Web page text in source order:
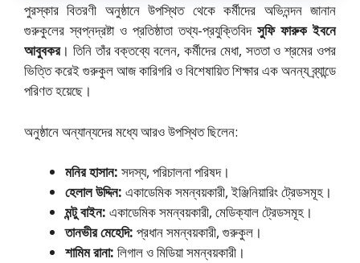
পুরস্কার বিতরণী অনুষ্ঠানে উপস্থিত থেকে কর্মীদের অভিনন্দন জানান
গুরুকুলের স্বপ্নদ্রষ্টা ও প্রতিষ্ঠাতা তথ্য-প্রযুক্তিবিদ সুফি ফারুক ইবনে
আবুবকর। তিনি তাঁর বক্তব্যে বলেন, কর্মীদের মেধা, সততা ও শ্রমের ওপর
ভিত্তি করেই গুরুকুল আজ কারিগরি ও বিশেষায়িত শিক্ষার এক অনন্য ব্র্যান্ডে
পরিণত হয়েছে।
অনুষ্ঠানে অন্যান্যদের মধ্যে আরও উপস্থিত ছিলেন:
মনির হাসান: সদস্য, পরিচালনা পরিষদ।
হেলাল উদ্দিন: একাডেমিক সমন্বয়কারী, ইঞ্জিনিয়ারিং ট্রেডসমূহ।
মন্টু বাইন: একাডেমিক সমন্বয়কারী, মেডিক্যাল ট্রেডসমূহ।
তানভীর মেহেদি: প্রধান সমন্বয়কারী, গুরুকুল।
শামিম রানা: লিগাল ও মিডিয়া সমন্বয়কারী।